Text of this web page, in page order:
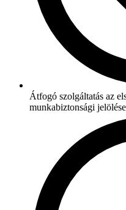
Átfogó szolgáltatás az
munkabiztonsági